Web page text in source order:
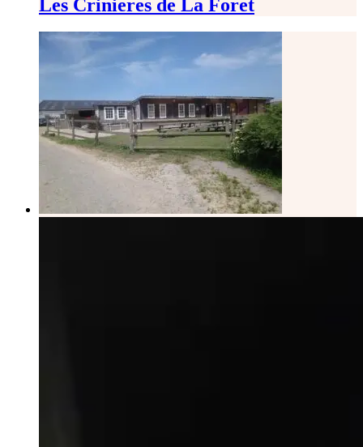
Les Crinieres de La Foret